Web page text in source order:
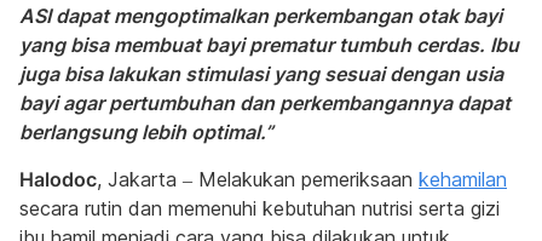
ASI dapat mengoptimalkan perkembangan otak bayi
yang bisa membuat bayi prematur tumbuh cerdas. Ibu
juga bisa lakukan stimulasi yang sesuai dengan usia
bayi agar pertumbuhan dan perkembangannya dapat
berlangsung lebih optimal.”
Halodoc, Jakarta – Melakukan pemeriksaan kehamilan
secara rutin dan memenuhi kebutuhan nutrisi serta gizi